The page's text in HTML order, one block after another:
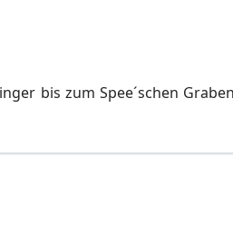
bis zum Spee´schen